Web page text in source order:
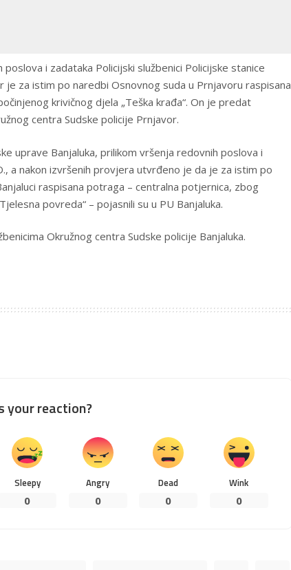
i zadataka Policijski službenici Policijske stanice
je za istim po naredbi Osnovnog suda u Prnjavoru raspisana
krivičnog djela „Teška krađa“. On je predat
centra Sudske policije Prnjavor.
uprave Banjaluka, prilikom vršenja redovnih poslova i
a nakon izvršenih provjera utvrđeno je da je za istim po
raspisana potraga – centralna potjernica, zbog
povreda“ – pojasnili su u PU Banjaluka.
Okružnog centra Sudske policije Banjaluka.
your reaction?
Sleepy
0
Angry
0
Dead
0
Wink
0